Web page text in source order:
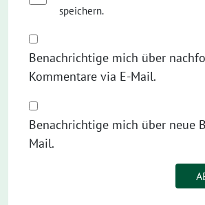
speichern.
Benachrichtige mich über
Kommentare via E-Mail.
Benachrichtige mich über neue
Mail.